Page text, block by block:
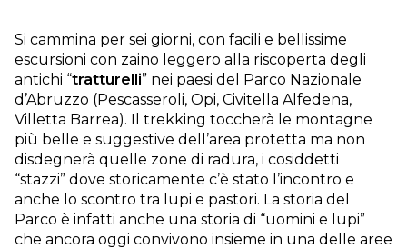
Si cammina per sei giorni, con facili e bellissime
escursioni con zaino leggero alla riscoperta degli
antichi “tratturelli” nei paesi del Parco Nazionale
d’Abruzzo (Pescasseroli, Opi, Civitella Alfedena,
Villetta Barrea). Il trekking toccherà le montagne
più belle e suggestive dell’area protetta ma non
disdegnerà quelle zone di radura, i cosiddetti
“stazzi” dove storicamente c’è stato l’incontro e
anche lo scontro tra lupi e pastori. La storia del
Parco è infatti anche una storia di “uomini e lupi”
che ancora oggi convivono insieme in una delle aree